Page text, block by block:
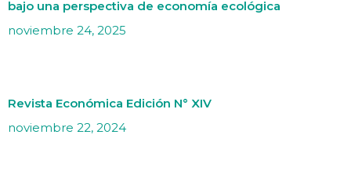
bajo una perspectiva de economía ecológica
noviembre 24, 2025
Revista Económica Edición N° XIV
noviembre 22, 2024